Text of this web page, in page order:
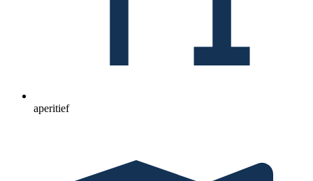
aperitief